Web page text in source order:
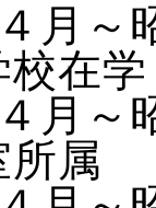
月～
校在
月～
属